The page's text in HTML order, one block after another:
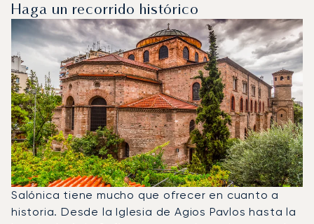
Haga un recorrido histórico
Salónica tiene mucho que ofrecer en cuanto a
historia. Desde la Iglesia de Agios Pavlos hasta la